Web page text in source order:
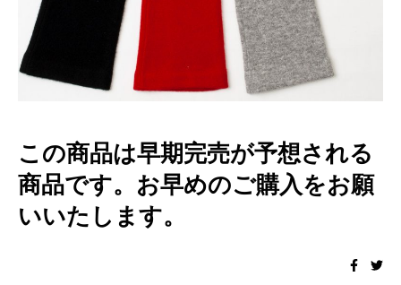
この商品は早期完売が予想される
商品です。お早めのご購入をお願
いいたします。